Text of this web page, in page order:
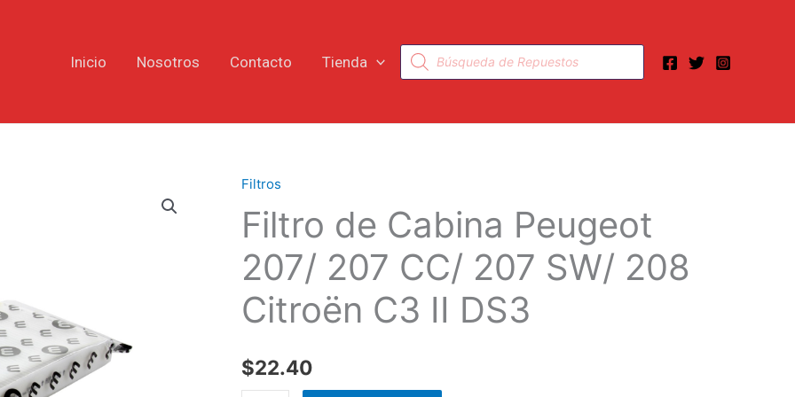
Inicio Nosotros Contacto Tienda
Búsqueda
de
productos
Filtros
Filtro de Cabina Peugeot
207/ 207 CC/ 207 SW/ 208
Citroën C3 II DS3
$22.40
Filtro
de
Cabina
Peugeot
207/
207
207
SW/